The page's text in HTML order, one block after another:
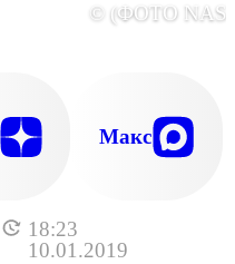
18:23
10.01.2019
© (ФОТО
Макс